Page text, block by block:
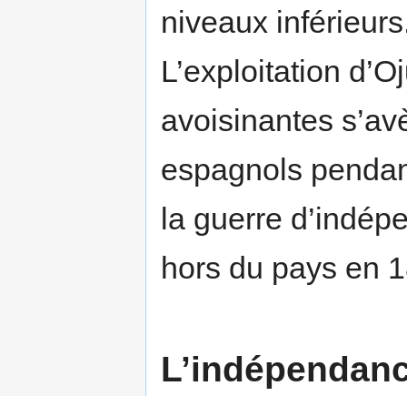
niveaux
L’exploitation
avoisinantes
espagnols
la guerre
hors du pays en